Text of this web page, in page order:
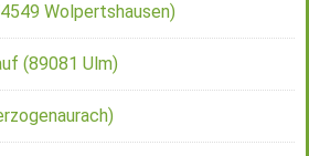
Wolpertshausen)
(89081 Ulm)